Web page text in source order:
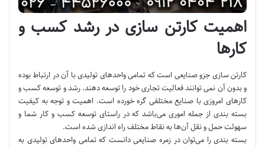
اهمیت کارتن سازی در رشد کسب و
کارها
کارتن سازی جزو صنایعی است که تمامی واحدهای تولیدی با آن در ارتباط بوده
و بدون آن نمی توانند فعالیت تجاری خود را توسعه دهند. رشد و توسعه کسب و
کارهای امروزی با صنایع مختلفی گره خورده است. اهمیت و توجه به کیفیت
بسته بندی از جمله اموری می‌باشد که در راستای توسعه کسب و کار شما و
سهولت حمل و نقل آن‌ها به نقاط مختلف راه اندازی شده است.
بسته بندی را می‌توان در زمره صنایعی دانست که تمامی واحدهای تولیدی به